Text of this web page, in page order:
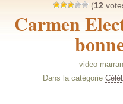
(12
Carmen
video
Dans la catégorie